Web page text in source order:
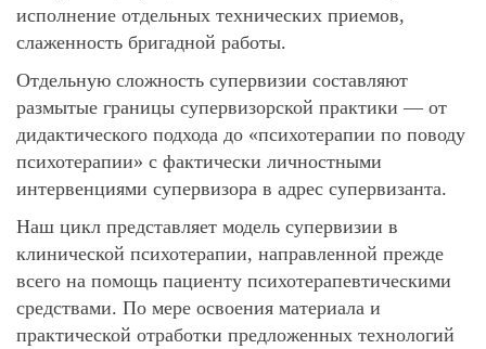
исполнение отдельных технических приемов,
слаженность бригадной работы.
Отдельную сложность супервизии составляют
размытые границы супервизорской практики — от
дидактического подхода до «психотерапии по поводу
психотерапии» с фактически личностными
интервенциями супервизора в адрес супервизанта.
Наш цикл представляет модель супервизии в
клинической психотерапии, направленной прежде
всего на помощь пациенту психотерапевтическими
средствами. По мере освоения материала и
практической отработки предложенных технологий